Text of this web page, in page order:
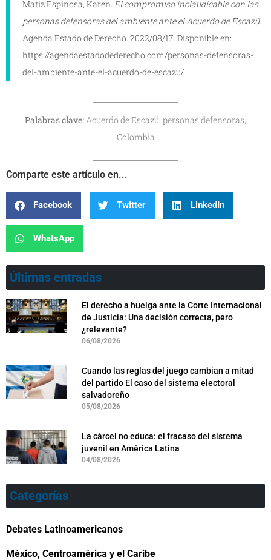
Matiz Espinosa, Karen. El compromiso inclaudicable con las
personas defensoras del ambiente ante el Acuerdo de Escazú.
Agenda Estado de Derecho. 2022/08/17. Disponible en:
https://agendaestadodederecho.com/personas-defensoras-
del-ambiente-ante-el-acuerdo-de-escazu/
Palabras clave: Acuerdo de Escazú, personas defensoras,
Colombia
Comparte este artículo en...
Facebook Twitter LinkedIn
WhatsApp
Últimas entradas
El derecho a huelga ante la Corte Internacional
de Justicia: Una decisión correcta, pero
¿relevante?
06/08/2026
Cuando las reglas del juego cambian a mitad
del partido El caso del sistema electoral
salvadoreño
05/08/2026
La cárcel no educa: el fracaso del sistema
juvenil en América Latina
04/08/2026
Categorías
Debates Latinoamericanos
México, Centroamérica y el Caribe